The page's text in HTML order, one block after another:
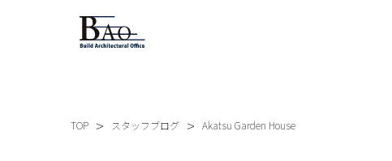
TOP スタッフブログ Akatsu Garden House